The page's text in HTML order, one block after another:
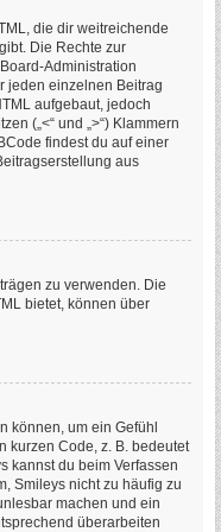
die dir weitreichende
Die Rechte zur
Administration
jeden einzelnen Beitrag
aufgebaut, jedoch
(„<“ und „>“) Klammern
findest du auf einer
aus
zu verwenden. Die
bietet, können über
können, um ein Gefühl
kurzen Code, z. B. bedeutet
kannst du beim Verfassen
Smileys nicht zu häufig zu
machen und ein
überarbeiten